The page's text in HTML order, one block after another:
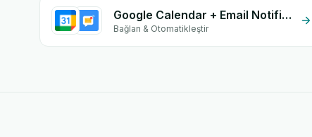
Google Calendar + Email Notifications by eGrow
Bağlan & Otomatikleştir